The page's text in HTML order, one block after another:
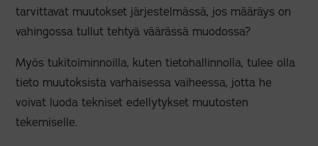
tarvittavat muutokset järjestelmässä, jos määräys on
vahingossa tullut tehtyä väärässä muodossa?
Myös tukitoiminnoilla, kuten tietohallinnolla, tulee olla
tieto muutoksista varhaisessa vaiheessa, jotta he
voivat luoda tekniset edellytykset muutosten
tekemiselle.